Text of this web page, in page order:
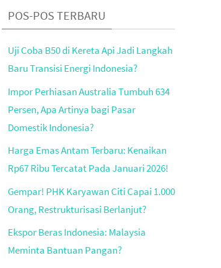
POS-POS TERBARU
Uji Coba B50 di Kereta Api Jadi Langkah
Baru Transisi Energi Indonesia?
Impor Perhiasan Australia Tumbuh 634
Persen, Apa Artinya bagi Pasar
Domestik Indonesia?
Harga Emas Antam Terbaru: Kenaikan
Rp67 Ribu Tercatat Pada Januari 2026!
Gempar! PHK Karyawan Citi Capai 1.000
Orang, Restrukturisasi Berlanjut?
Ekspor Beras Indonesia: Malaysia
Meminta Bantuan Pangan?